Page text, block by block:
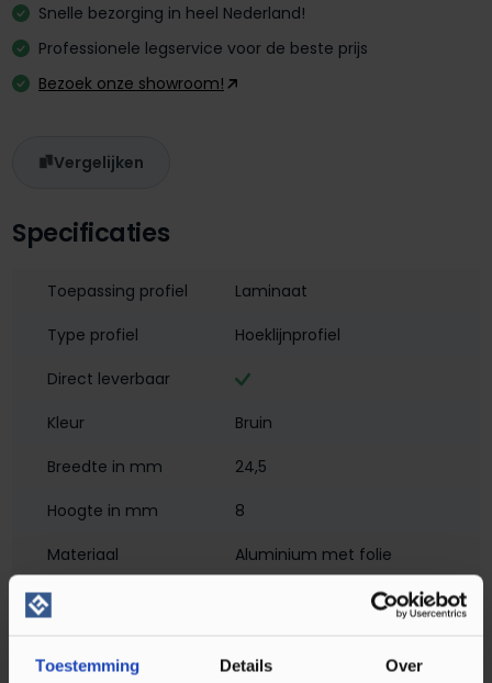
Toestemming Details Over
Specificaties
Toepassing profiel
Laminaat
Type profiel
Hoeklijnprofiel
Direct leverbaar
Kleur
Bruin
Breedte in mm
24,5
Hoogte in mm
8
Materiaal
Aluminium met folie
Montagewijze
Snelle bezorging in heel Nederland!
Professionele legservice voor de beste prijs
Bezoek onze showroom!
Vergelijken